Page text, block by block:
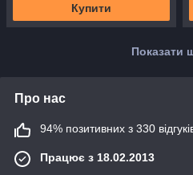
Купити
Показати
Про нас
94% позитивних з 330
Працює з 18.02.2013